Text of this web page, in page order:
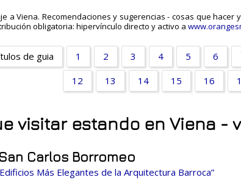
a Viena. Recomendaciones y sugerencias - cosas que hacer
obligatoria: hipervínculo directo y activo a
de guia 1 2 3 4 5 6
12
13 14 15 16
visitar estando en Viena -
Carlos Borromeo
Más Elegantes de la Arquitectura Barroca”